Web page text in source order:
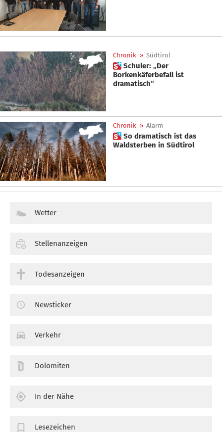
Chronik » Südtirol
 Schuler: „Der
Borkenkäferbefall ist
dramatisch“
Chronik » Alarm
 So dramatisch ist das
Waldsterben in Südtirol
Wetter
Stellenanzeigen
Todesanzeigen
Newsticker
Verkehr
Dolomiten
In der Nähe
Lesezeichen